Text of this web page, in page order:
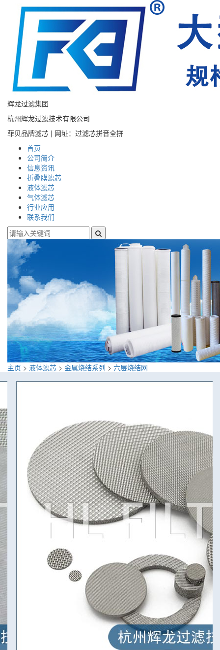
辉龙过滤集团
杭州辉龙过滤技术有限公司
菲贝品牌滤芯 | 网址：过滤芯拼音全拼
首页
公司简介
信息资讯
折叠膜滤芯
液体滤芯
气体滤芯
行业应用
联系我们
主页 > 液体滤芯 > 金属烧结系列 > 六层烧结网